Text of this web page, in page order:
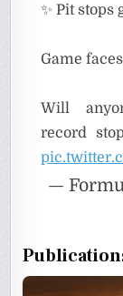
✨ Pit stops
Game
Will
record
—